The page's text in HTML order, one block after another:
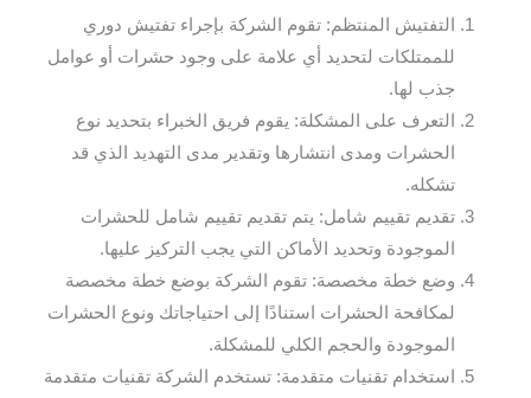
التفتيش المنتظم: تقوم الشركة بإجراء تفتيش دوري
للممتلكات لتحديد أي علامة على وجود حشرات أو عوامل
جذب لها.
التعرف على المشكلة: يقوم فريق الخبراء بتحديد نوع
الحشرات ومدى انتشارها وتقدير مدى التهديد الذي قد
تشكله.
تقديم تقييم شامل: يتم تقديم تقييم شامل للحشرات
الموجودة وتحديد الأماكن التي يجب التركيز عليها.
وضع خطة مخصصة: تقوم الشركة بوضع خطة مخصصة
لمكافحة الحشرات استنادًا إلى احتياجاتك ونوع الحشرات
الموجودة والحجم الكلي للمشكلة.
استخدام تقنيات متقدمة: تستخدم الشركة تقنيات متقدمة